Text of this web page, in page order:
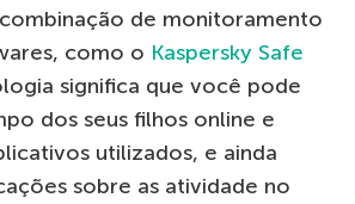
de monitoramento
como o Kaspersky Safe
significa que você pode
dos seus filhos online e
utilizados, e ainda
sobre as atividade no